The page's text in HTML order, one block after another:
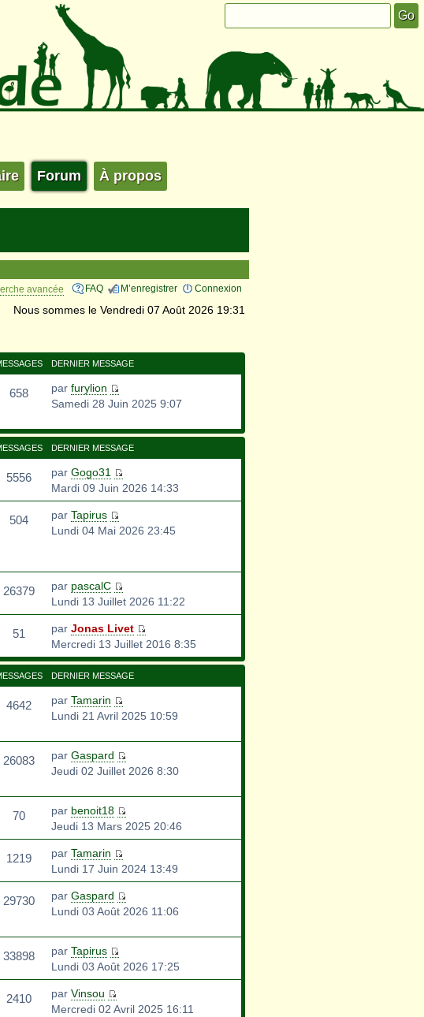
Forum À propos
FAQ M’enregistrer Connexion
avancée
Nous sommes le Vendredi 07 Août 2026 19:31
DERNIER MESSAGE
658 par furylion
Samedi 28 Juin 2025 9:07
DERNIER MESSAGE
5556 par Gogo31
Mardi 09 Juin 2026 14:33
504 par Tapirus
Lundi 04 Mai 2026 23:45
26379 par pascalC
Lundi 13 Juillet 2026 11:22
51 par Jonas Livet
Mercredi 13 Juillet 2016 8:35
DERNIER MESSAGE
4642 par Tamarin
Lundi 21 Avril 2025 10:59
26083 par Gaspard
Jeudi 02 Juillet 2026 8:30
70 par benoit18
Jeudi 13 Mars 2025 20:46
1219 par Tamarin
Lundi 17 Juin 2024 13:49
29730 par Gaspard
Lundi 03 Août 2026 11:06
33898 par Tapirus
Lundi 03 Août 2026 17:25
2410 par Vinsou
Mercredi 02 Avril 2025 16:11